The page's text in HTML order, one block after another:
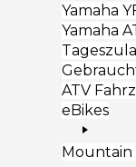
Yamaha
Yamaha
ATV
eBikes
Mountain